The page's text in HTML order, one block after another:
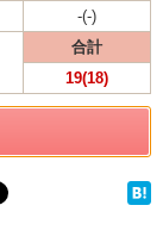
-(-)
合計
19(18)